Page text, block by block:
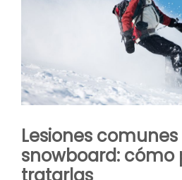
Lesiones
snowboard: cómo